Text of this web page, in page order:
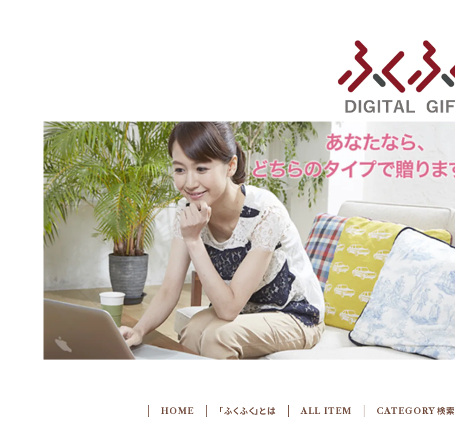
HOME 「ふくふく」とは ALL ITEM CATEGORY 検索